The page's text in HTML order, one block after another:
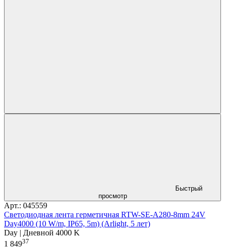
Быстрый
просмотр
Арт.: 045559
Светодиодная лента герметичная RTW-SE-A280-8mm 24V
Day4000 (10 W/m, IP65, 5m) (Arlight, 5 лет)
Day | Дневной 4000 K
1 84937